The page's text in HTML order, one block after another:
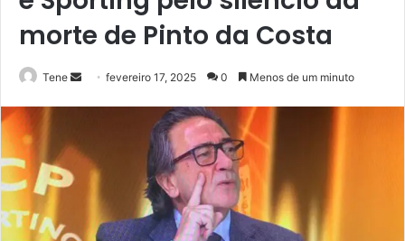
morte de Pinto da Costa
Tene
Mandefevereiro 17, 2025 0 Menos de um minuto